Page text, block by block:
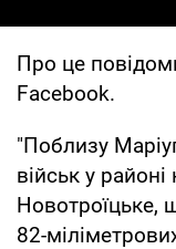
Про це
Facebook.
"Поблизу
військ у
Новотроїцьке,
82-